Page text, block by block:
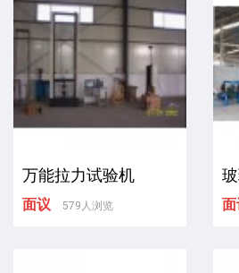
万能拉力试验机
面议 579人浏览 面